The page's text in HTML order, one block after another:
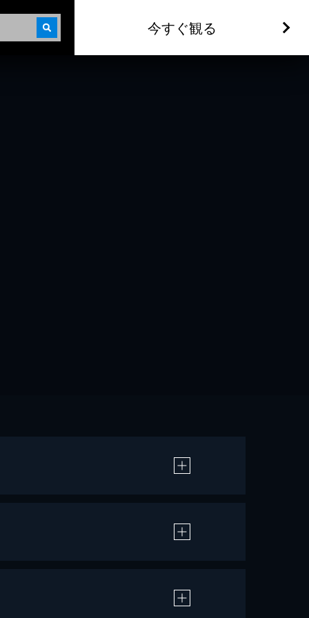
今すぐ観る